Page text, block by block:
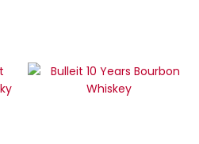
IN DEN WARENKORB